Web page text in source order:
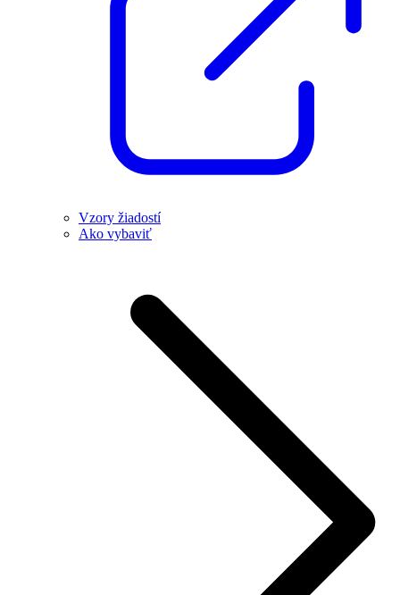
Vzory žiadostí
Ako vybaviť